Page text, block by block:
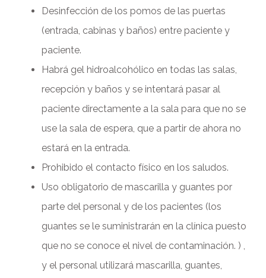
Desinfección de los pomos de las puertas
(entrada, cabinas y baños) entre paciente y
paciente.
Habrá gel hidroalcohólico en todas las salas,
recepción y baños y se intentará pasar al
paciente directamente a la sala para que no se
use la sala de espera, que a partir de ahora no
estará en la entrada.
Prohibido el contacto físico en los saludos.
Uso obligatorio de mascarilla y guantes por
parte del personal y de los pacientes (los
guantes se le suministrarán en la clínica puesto
que no se conoce el nivel de contaminación. ) ,
y el personal utilizará mascarilla, guantes,